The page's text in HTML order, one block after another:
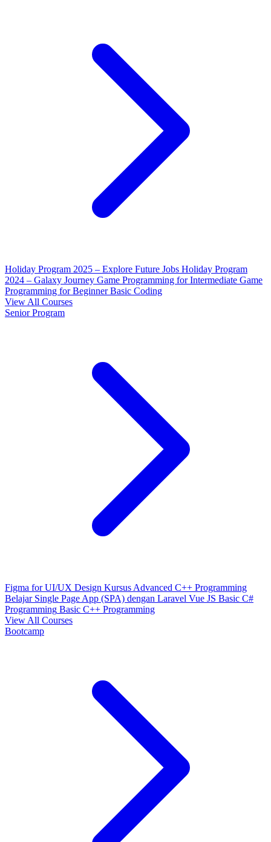
Holiday Program 2025 – Explore Future Jobs Holiday Program
2024 – Galaxy Journey Game Programming for Intermediate Game
Programming for Beginner Basic Coding
View All Courses
Senior Program
Figma for UI/UX Design Kursus Advanced C++ Programming
Belajar Single Page App (SPA) dengan Laravel Vue JS Basic C#
Programming Basic C++ Programming
View All Courses
Bootcamp